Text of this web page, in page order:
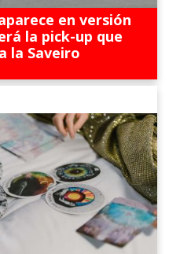
en versión
la pick-up que
la Saveiro